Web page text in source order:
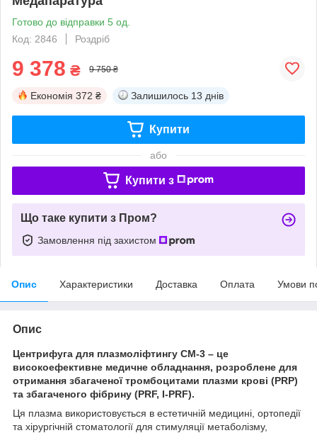
Готово до відправки 5 од.
Код: 2846
Роздріб
9 378 ₴ 9 750 ₴
Економія 372 ₴ Залишилось 13 днів
Купити
або
Купити з
Що таке купити з Пром?
Замовлення під захистом
Опис Характеристики Доставка Оплата Умови
Опис
Центрифуга для плазмоліфтингу CM-3 – це
високоефективне медичне обладнання, розроблене для
отримання збагаченої тромбоцитами плазми крові (PRP)
та збагаченого фібрину (PRF, I-PRF).
Ця плазма використовується в естетичній медицині, ортопедії
та хірургічній стоматології для стимуляції метаболізму,